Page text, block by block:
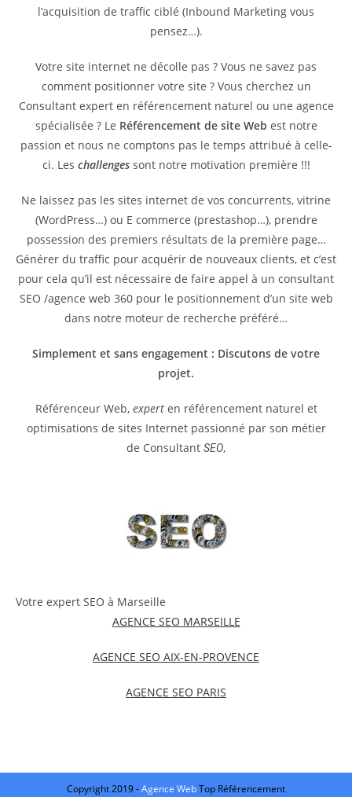
l’acquisition de traffic ciblé (Inbound Marketing vous
pensez…).
Votre site internet ne décolle pas ? Vous ne savez pas
comment positionner votre site ? Vous cherchez un
Consultant expert en référencement naturel ou une agence
spécialisée ? Le Référencement de site Web est notre
passion et nous ne comptons pas le temps attribué à celle-
ci. Les challengessont notre motivation première !!!
Ne laissez pas les sites internet de vos concurrents, vitrine
(WordPress…) ou E commerce (prestashop…), prendre
possession des premiers résultats de la première page…
Générer du traffic pour acquérir de nouveaux clients, et c’est
pour cela qu’il est nécessaire de faire appel à un consultant
SEO /agence web 360 pour le positionnement d’un site web
dans notre moteur de recherche préféré…
Simplement et sans engagement : Discutons de votre
projet.
Référenceur Web, experten référencement naturel et
optimisations de sites Internet passionné par son métier
de Consultant SEO,
Votre expert SEO à Marseille
AGENCE SEO MARSEILLE
AGENCE SEO AIX-EN-PROVENCE
AGENCE SEO PARIS
Copyright 2019 -Agence WebTop Référencement